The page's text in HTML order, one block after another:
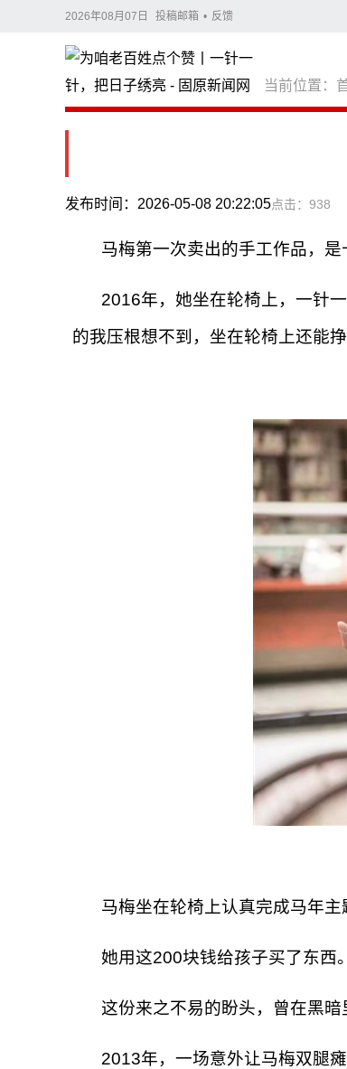
2026年08月07日 投稿邮箱 • 反馈
当前位置：
点击：938
发布时间：2026-05-08 20:22:05
马梅第一次卖出的手工作品，是
2016年，她坐在轮椅上，一针
的我压根想不到，坐在轮椅上还能
马梅坐在轮椅上认真完成马年主
她用这200块钱给孩子买了东西
这份来之不易的盼头，曾在黑暗
2013年，一场意外让马梅双腿